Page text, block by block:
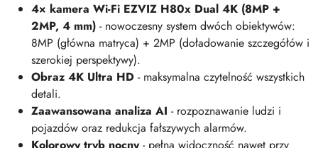
4× kamera Wi-Fi EZVIZ H80x Dual 4K (8MP +
2MP, 4 mm) - nowoczesny system dwóch obiektywów:
8MP (główna matryca) + 2MP (doładowanie szczegółów i
szerokiej perspektywy).
Obraz 4K Ultra HD - maksymalna czytelność wszystkich
detali.
Zaawansowana analiza AI - rozpoznawanie ludzi i
pojazdów oraz redukcja fałszywych alarmów.